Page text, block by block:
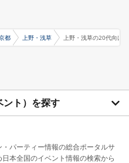
都 上野・浅草 上野・浅草の20代向け
ント）を探す
パーティー情報の総合ポータルサ
本全国のイベント情報の検索から